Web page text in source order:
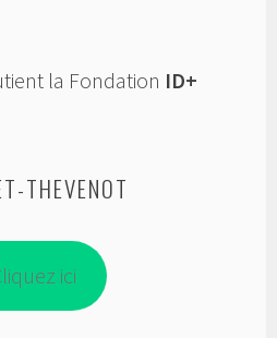
la Fondation ID+
THEVENOT
ici